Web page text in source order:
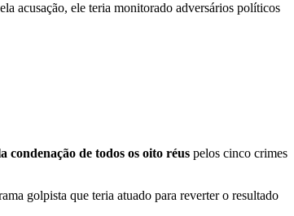
acusação, ele teria monitorado adversários políticos
condenação de todos os oito réus pelos cinco crimes
golpista que teria atuado para reverter o resultado